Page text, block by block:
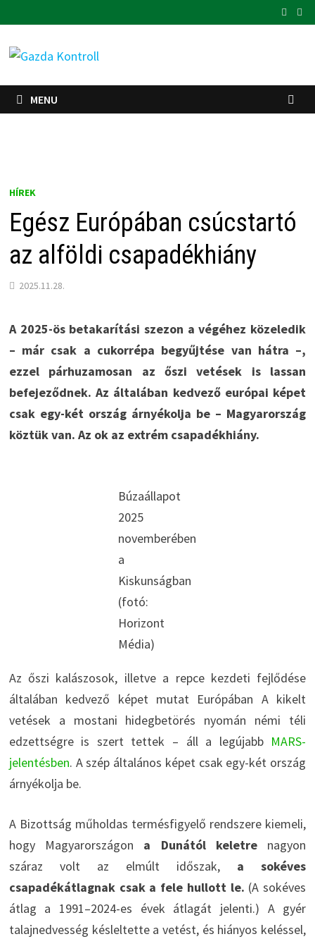
to
content
MENU
HÍREK
Egész Európában csúcstartó
az alföldi csapadékhiány
2025.11.28.
A 2025-ös betakarítási szezon a végéhez közeledik
– már csak a cukorrépa begyűjtése van hátra –,
ezzel párhuzamosan az őszi vetések is lassan
befejeződnek. Az általában kedvező európai képet
csak egy-két ország árnyékolja be – Magyarország
köztük van. Az ok az extrém csapadékhiány.
Búzaállapot
2025
novemberében
a
Kiskunságban
(fotó:
Horizont
Média)
Az őszi kalászosok, illetve a repce kezdeti fejlődése
általában kedvező képet mutat Európában A kikelt
vetések a mostani hidegbetörés nyomán némi téli
edzettségre is szert tettek – áll a legújabb MARS-
jelentésben. A szép általános képet csak egy-két ország
árnyékolja be.
A Bizottság műholdas termésfigyelő rendszere kiemeli,
hogy Magyarországon a Dunától keletre nagyon
száraz volt az elmúlt időszak, a sokéves
csapadékátlagnak csak a fele hullott le. (A sokéves
átlag a 1991–2024-es évek átlagát jelenti.) A gyér
talajnedvesség késleltette a vetést, és hiányos keléssel,